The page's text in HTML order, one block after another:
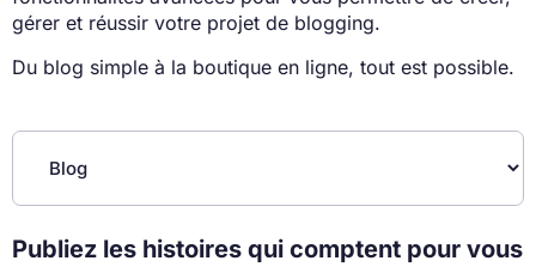
gérer et réussir votre projet de blogging.
Du blog simple à la boutique en ligne, tout est possible.
Publiez les histoires qui comptent pour vous